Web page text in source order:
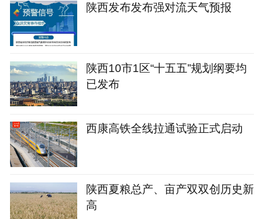
陕西发布发布强对流天气预报
陕西10市1区“十五五”规划纲要均
已发布
西康高铁全线拉通试验正式启动
陕西夏粮总产、亩产双双创历史新
高